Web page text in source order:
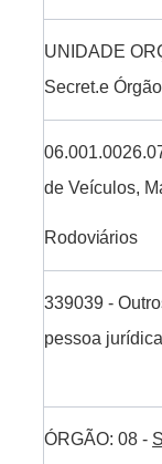
UNIDADE
Secret.e
de Veículos,
Rodoviários
339039 -
pessoa jurídica
ÓRGÃO: 08 -